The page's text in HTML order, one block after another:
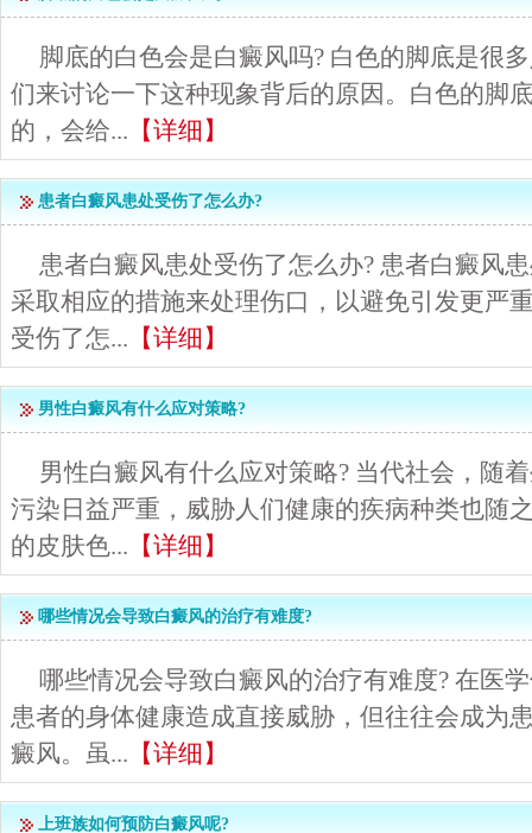
脚底的白色会是白癜风吗? 白色的脚底是很
们来讨论一下这种现象背后的原因。白色的脚
的，会给... 【详细】
患者白癜风患处受伤了怎么办?
患者白癜风患处受伤了怎么办? 患者白癜风
采取相应的措施来处理伤口，以避免引发更严
受伤了怎... 【详细】
男性白癜风有什么应对策略?
男性白癜风有什么应对策略? 当代社会，随
污染日益严重，威胁人们健康的疾病种类也随
的皮肤色... 【详细】
哪些情况会导致白癜风的治疗有难度?
哪些情况会导致白癜风的治疗有难度? 在医
患者的身体健康造成直接威胁，但往往会成为
癜风。虽... 【详细】
上班族如何预防白癜风呢?